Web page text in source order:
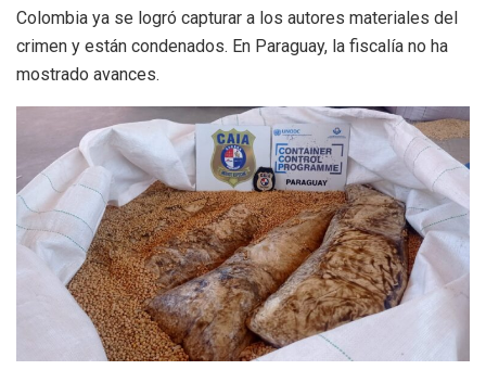
Colombia ya se logró capturar a los autores materiales del
crimen y están condenados. En Paraguay, la fiscalía no ha
mostrado avances.